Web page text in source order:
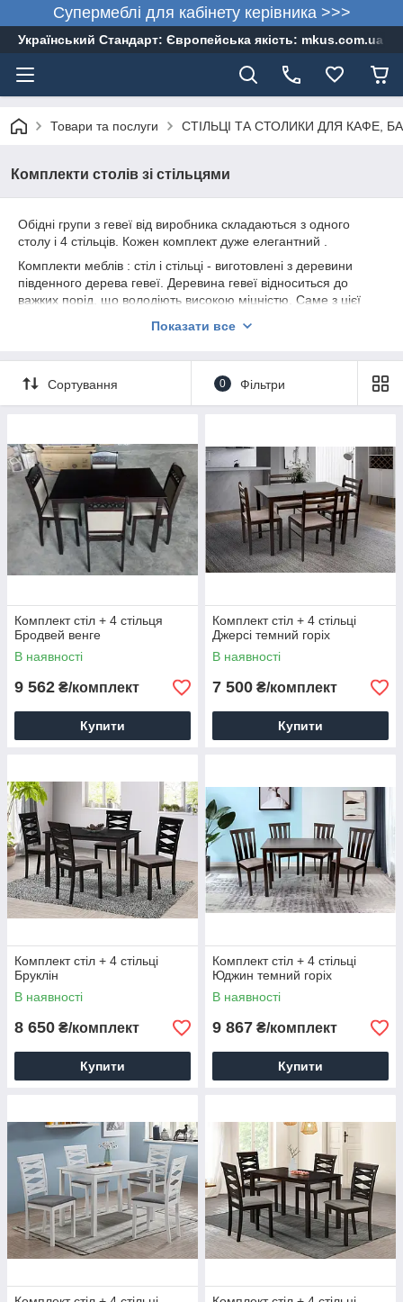
Супермеблі для кабінету керівника >>>
Український Стандарт: Європейська якість: mkus.com.ua
Товари та послуги СТІЛЬЦІ ТА СТОЛИКИ ДЛЯ КАФЕ,
Комплекти столів зі стільцями
Обідні групи з гевеї від виробника складаються з одного
столу і 4 стільців. Кожен комплект дуже елегантний .
Комплекти меблів : стіл і стільці - виготовлені з деревини
південного дерева гевеї. Деревина гевеї відноситься до
важких порід, що володіють високою міцністю. Саме з цієї
справжнього комфорту вдома, і довговічності при
Комплекти з масиву гевеї не тріскаються і не розсипаються,
не викликають алергії, не бояться води, добре переносять
гевеї екологічно безпечна і дуже красива.
Комплекти будуть виглядати урочисто і значно і в заміському
будинку, і в квартирі. Обідні групи з благородною гевеї
прикрасять будь-який будинок.
Показати все
Сортування 0 Фільтри
Комплект стіл + 4 стільця
Бродвей венге
В наявності
9 562 ₴/комплект
Купити
Комплект стіл + 4 стільці
Джерсі темний горіх
В наявності
7 500 ₴/комплект
Купити
Комплект стіл + 4 стільці
Бруклін
В наявності
8 650 ₴/комплект
Купити
Комплект стіл + 4 стільці
Юджин темний горіх
В наявності
9 867 ₴/комплект
Купити